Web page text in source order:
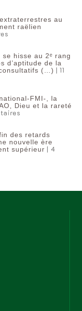
au
raëlien
hisse au 2ᵉ rang
d’aptitude de la
(…) | 11
FMI-, la
Dieu et la rareté
des retards
nouvelle ère
supérieur | 4